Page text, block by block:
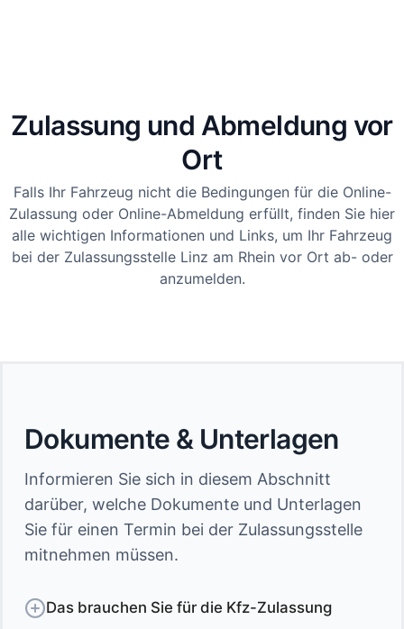
Zulassung und Abmeldung vor
Ort
Falls Ihr Fahrzeug nicht die Bedingungen für die Online-
Zulassung oder Online-Abmeldung erfüllt, finden Sie hier
alle wichtigen Informationen und Links, um Ihr Fahrzeug
bei der Zulassungsstelle Linz am Rhein vor Ort ab- oder
anzumelden.
Dokumente & Unterlagen
Informieren Sie sich in diesem Abschnitt
darüber, welche Dokumente und Unterlagen
Sie für einen Termin bei der Zulassungsstelle
mitnehmen müssen.
Das brauchen Sie für die Kfz-Zulassung